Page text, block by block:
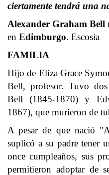
ciertamente tendrá una
Alexander Graham Bell
en Edimburgo. Escosia
FAMILIA
Hijo de Eliza Grace
Bell, profesor. Tuvo
Bell (1845-1870) y
1867), que murieron de
A pesar de que nació
suplicó a su padre tener
once cumpleaños, sus
permitieron adoptar de